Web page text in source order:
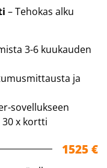
– Tehokas alku
3-6 kuukauden
ja
sovellukseen
x kortti
1525 €